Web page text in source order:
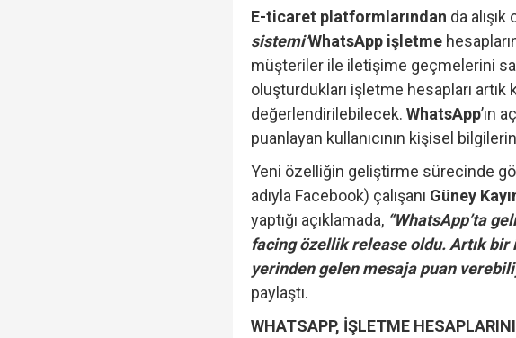
E-ticaret platformlarından da
sistemi’WhatsApp işletme
müşteriler ile iletişime geçmelerini
oluşturdukları işletme hesapları artık
değerlendirilebilecek.WhatsApp’ın
puanlayan kullanıcının kişisel
Yeni özelliğin geliştirme sürecinde
adıyla Facebook) çalışanı Güney
yaptığı açıklamada, “WhatsApp’ta
facing özellik release oldu. Artık
yerinden gelen mesaja puan
paylaştı.
WHATSAPP, İŞLETME